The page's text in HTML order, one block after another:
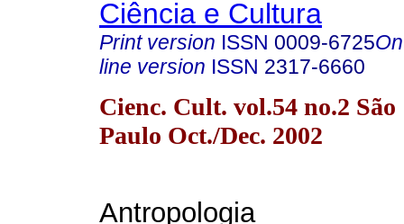
Ciência e Cultura
Print version ISSN 0009-6725
line version ISSN 2317-6660
Cienc. Cult. vol.54 no.2 São
Paulo Oct./Dec. 2002
Antropologia